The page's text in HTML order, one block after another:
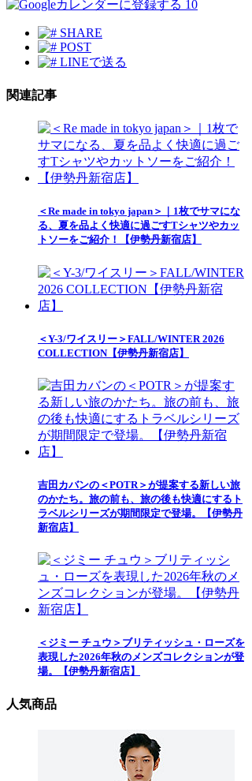
10
SHARE
POST
LINEで送る
関連記事
＜Re made in tokyo japan＞｜1枚でサマにな
る、夏を品よく快適に過ごすTシャツやカッ
トソーをご紹介！【伊勢丹新宿店】
＜Y-3/ワイスリー＞FALL/WINTER 2026
COLLECTION【伊勢丹新宿店】
吉田カバンの＜POTR＞が提案する新しい旅
のかたち。旅の前も、旅の後も快適にするト
ラベルシリーズが期間限定で登場。【伊勢丹
新宿店】
＜ジミー チュウ＞ブリティッシュ・ローズを
表現した2026年秋のメンズコレクションが登
場。【伊勢丹新宿店】
人気商品